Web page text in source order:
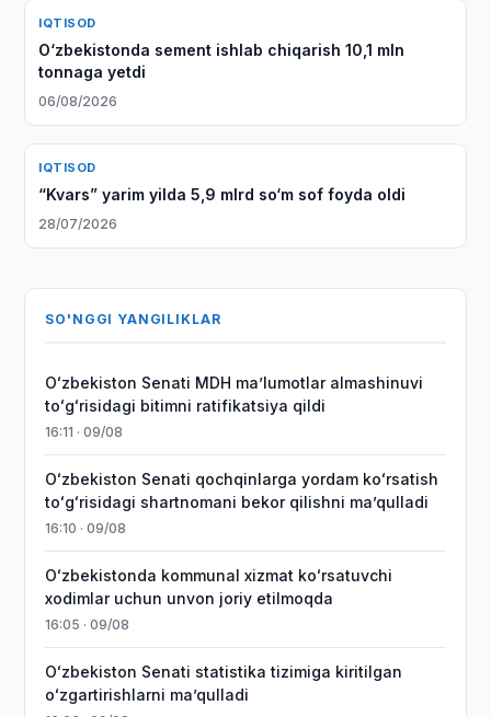
IQTISOD
O‘zbekistonda sement ishlab chiqarish 10,1 mln
tonnaga yetdi
06/08/2026
IQTISOD
“Kvars” yarim yilda 5,9 mlrd so‘m sof foyda oldi
28/07/2026
SO'NGGI YANGILIKLAR
Oʻzbekiston Senati MDH maʼlumotlar almashinuvi
toʻgʻrisidagi bitimni ratifikatsiya qildi
16:11 · 09/08
Oʻzbekiston Senati qochqinlarga yordam koʻrsatish
toʻgʻrisidagi shartnomani bekor qilishni maʼqulladi
16:10 · 09/08
Oʻzbekistonda kommunal xizmat koʻrsatuvchi
xodimlar uchun unvon joriy etilmoqda
16:05 · 09/08
Oʻzbekiston Senati statistika tizimiga kiritilgan
oʻzgartirishlarni maʼqulladi